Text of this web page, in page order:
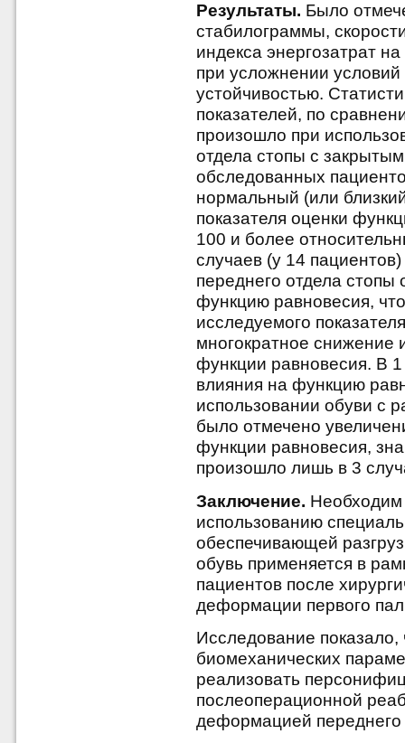
Результаты. Было
стабилограммы,
индекса энергозатрат
при усложнении условий
устойчивостью.
показателей, по
произошло при
отдела стопы с
обследованных
нормальный (или
показателя оценки
100 и более
случаев (у 14
переднего отдела стопы
функцию равновесия,
исследуемого
многократное снижение
функции равновесия. В 1
влияния на функцию
использовании обуви с
было отмечено
функции равновесия,
произошло лишь в 3
Заключение. Необходим
использованию
обеспечивающей
обувь применяется в
пациентов после
деформации первого
Исследование показало,
биомеханических
реализовать
послеоперационной
деформацией переднего